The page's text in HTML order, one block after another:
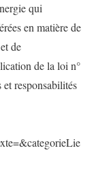
qui
en matière de
de
de la loi n°
responsabilités